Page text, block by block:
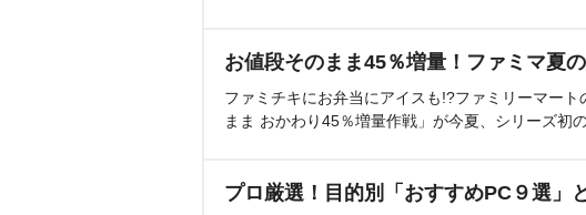
お値段そのまま45％増量！ファミマ夏
ファミチキにお弁当にアイスも!?ファミリーマー
まま おかわり45％増量作戦」が今夏、シリーズ初
プロ厳選！目的別「おすすめPC９選」